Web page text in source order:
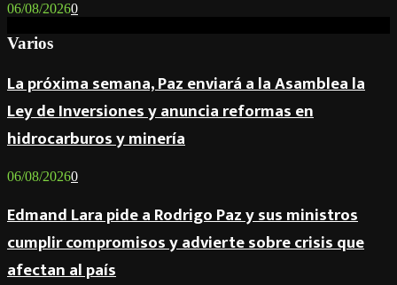
06/08/20260
Varios
La próxima semana, Paz enviará a la Asamblea la
Ley de Inversiones y anuncia reformas en
hidrocarburos y minería
06/08/20260
Edmand Lara pide a Rodrigo Paz y sus ministros
cumplir compromisos y advierte sobre crisis que
afectan al país